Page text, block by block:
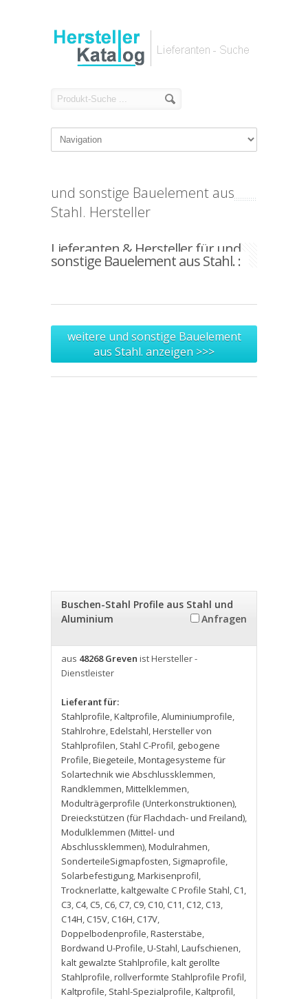
und sonstige Bauelement aus
Stahl. Hersteller
Lieferanten & Hersteller für und
sonstige Bauelement aus Stahl. :
weitere und sonstige Bauelement
aus Stahl. anzeigen >>>
Buschen-Stahl Profile aus Stahl und
Aluminium
Anfragen
aus 48268 Greven ist Hersteller -
Dienstleister
Lieferant für:
Stahlprofile,Kaltprofile,Aluminiumprofile,
Stahlrohre,Edelstahl,Hersteller von
Stahlprofilen, Stahl C-Profil, gebogene
Profile,Biegeteile,Montagesysteme für
Solartechnik wie Abschlussklemmen,
Randklemmen,Mittelklemmen,
Modulträgerprofile (Unterkonstruktionen),
Dreieckstützen (für Flachdach- und Freiland),
Modulklemmen (Mittel- und
Abschlussklemmen),Modulrahmen,
SonderteileSigmapfosten, Sigmaprofile,
Solarbefestigung,Markisenprofil,
Trocknerlatte,kaltgewalte C Profile Stahl, C1,
C3, C4, C5, C6, C7, C9, C10, C11, C12, C13,
C14H, C15V, C16H, C17V,
Doppelbodenprofile,Rasterstäbe,
Bordwand U-Profile,U-Stahl,Laufschienen,
kalt gewalzte Stahlprofile,kalt gerollte
Stahlprofile,rollverformte Stahlprofile Profil,
Kaltprofile, Stahl-Spezialprofile,Kaltprofil,